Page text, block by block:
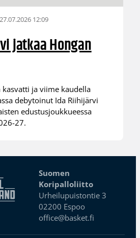
27.07.2026 12:09
jatkaa Hongan
kasvatti ja viime kaudella
debytoinut Ida Riihijärvi
edustusjoukkueessa
27.
Suomen
Koripalloliitto
Urheilupuistontie 3
02200 Espoo
office@basket.fi